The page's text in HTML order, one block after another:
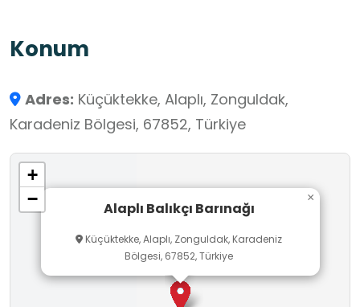
çalışmaları için de uygun bir ortam
Konum
Adres: Küçüktekke, Alaplı, Zonguldak,
Karadeniz Bölgesi, 67852, Türkiye
Alaplı Balıkçı Barınağı
Küçüktekke, Alaplı, Zonguldak, Karadeniz
Bölgesi, 67852, Türkiye
×
+
−